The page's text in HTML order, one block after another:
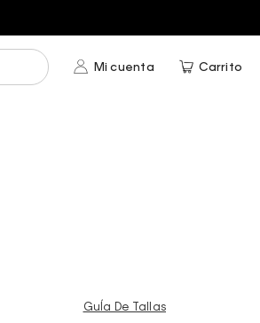
Mi cuenta Carrito
GuÍa De Tallas